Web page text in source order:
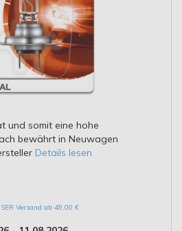
und somit eine hohe
bewährt in Neuwagen
Details lesen
Versand ab 49,00 €